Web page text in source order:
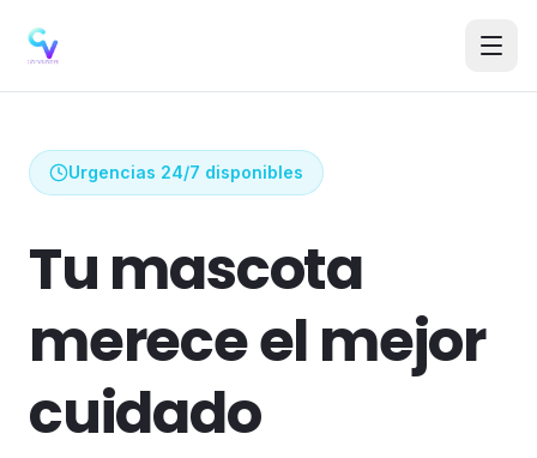
Urgencias 24/7 disponibles
Tu mascota
merece el mejor
cuidado